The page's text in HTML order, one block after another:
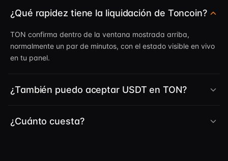
¿Qué rapidez tiene la liquidación de Toncoin?
TON confirma dentro de la ventana mostrada arriba,
normalmente un par de minutos, con el estado visible en vivo
en tu panel.
¿También puedo aceptar USDT en TON?
¿Cuánto cuesta?